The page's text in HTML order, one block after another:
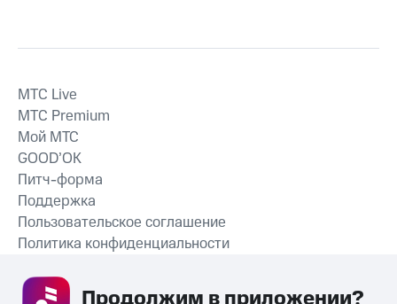
СКАЧАТЬ ПРИЛОЖЕНИЕ
MTС Live
MTС Premium
Мой МТС
GOOD’OK
Питч-форма
Поддержка
Пользовательское соглашение
Политика конфиденциальности